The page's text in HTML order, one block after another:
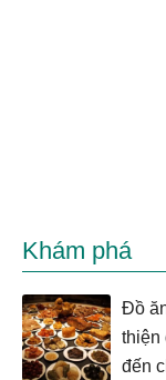
Khám phá
Đồ
thiện
đến